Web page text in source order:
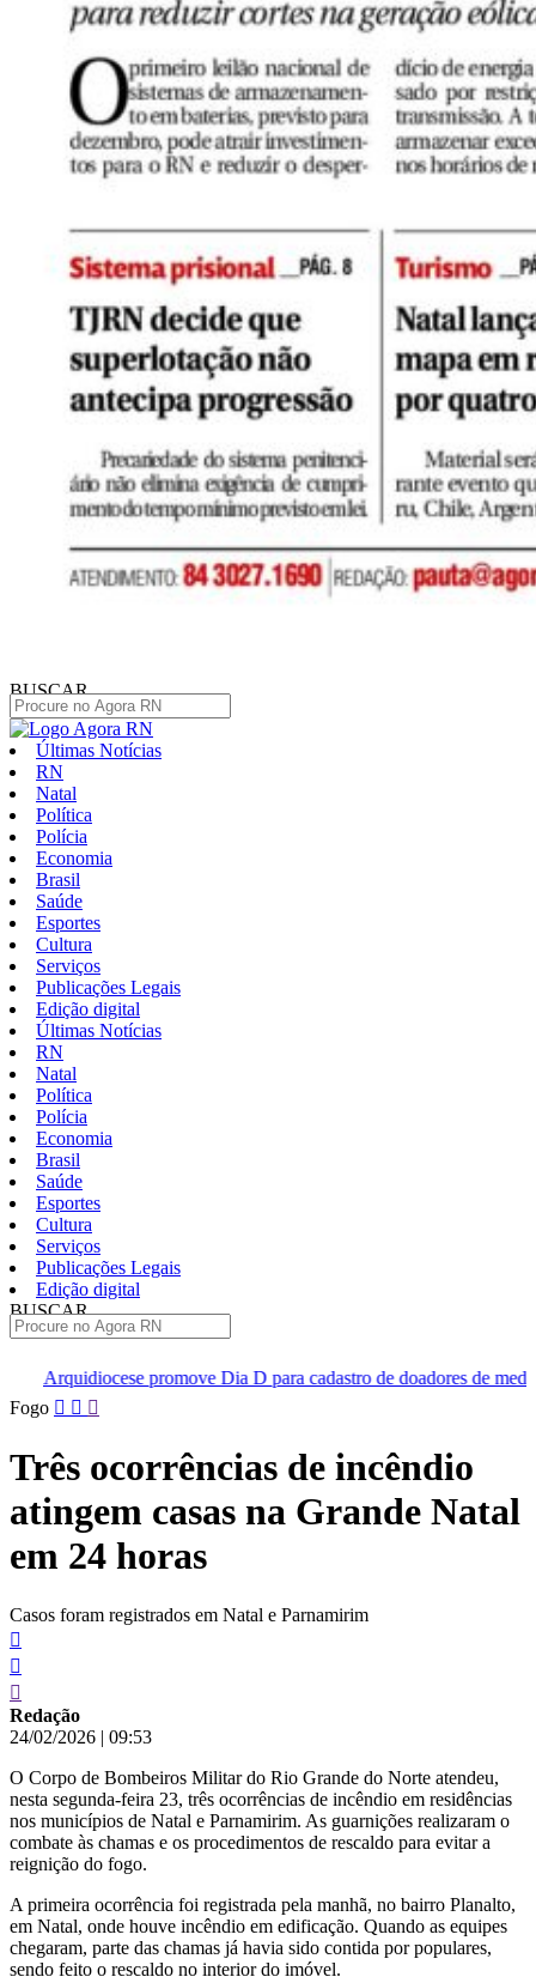
BUSCAR
Últimas Notícias
RN
Natal
Política
Polícia
Economia
Brasil
Saúde
Esportes
Cultura
Serviços
Publicações Legais
Edição digital
Últimas Notícias
RN
Natal
Política
Polícia
Economia
Brasil
Saúde
Esportes
Cultura
Serviços
Publicações Legais
Edição digital
BUSCAR
Dia D para cadastro de doadores de medula óssea em Natal
Pular
para
conteúdo
Fogo
Três ocorrências de incêndio
atingem casas na Grande Natal
em 24 horas
Casos foram registrados em Natal e Parnamirim
Redação
24/02/2026 | 09:53
O Corpo de Bombeiros Militar do Rio Grande do Norte atendeu,
nesta segunda-feira 23, três ocorrências de incêndio em residências
nos municípios de Natal e Parnamirim. As guarnições realizaram o
combate às chamas e os procedimentos de rescaldo para evitar a
reignição do fogo.
A primeira ocorrência foi registrada pela manhã, no bairro Planalto,
em Natal, onde houve incêndio em edificação. Quando as equipes
chegaram, parte das chamas já havia sido contida por populares,
sendo feito o rescaldo no interior do imóvel.